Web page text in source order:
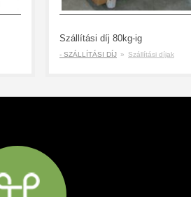
Szállítási díj 80kg-ig
- SZÁLLÍTÁSI DÍJ » Szállítási díjak